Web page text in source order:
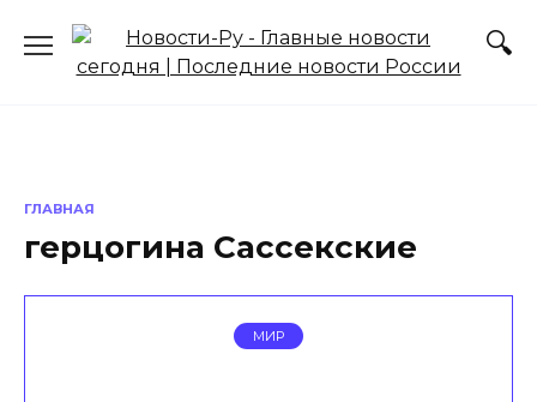
содержанию
ГЛАВНАЯ
герцогина Сассекские
МИР